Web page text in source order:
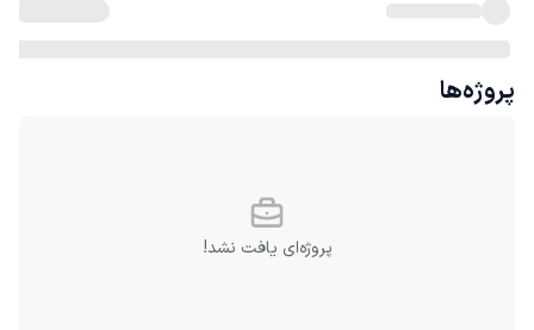
پروژه‌ها
پروژه‌ای یافت نشد!